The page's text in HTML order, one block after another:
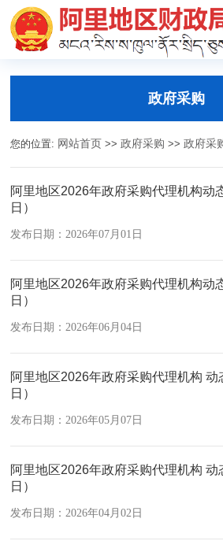
政府采购
您的位置: 网站首页 >>政府采购 >>政府采
阿里地区2026年政府采购代理机构动
日）
发布日期：2026年07月01日
阿里地区2026年政府采购代理机构动
日）
发布日期：2026年06月04日
阿里地区2026年政府采购代理机构 动态登记名录（4月25
日）
发布日期：2026年05月07日
阿里地区2026年政府采购代理机构 动态登记名录（3月30
日）
发布日期：2026年04月02日